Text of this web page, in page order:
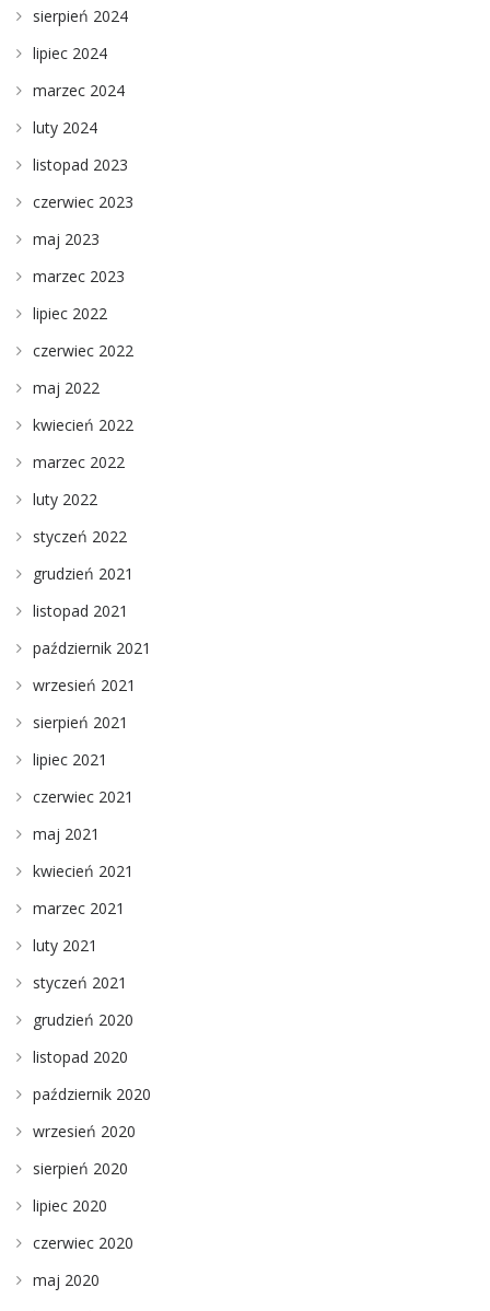
sierpień 2024
lipiec 2024
marzec 2024
luty 2024
listopad 2023
czerwiec 2023
maj 2023
marzec 2023
lipiec 2022
czerwiec 2022
maj 2022
kwiecień 2022
marzec 2022
luty 2022
styczeń 2022
grudzień 2021
listopad 2021
październik 2021
wrzesień 2021
sierpień 2021
lipiec 2021
czerwiec 2021
maj 2021
kwiecień 2021
marzec 2021
luty 2021
styczeń 2021
grudzień 2020
listopad 2020
październik 2020
wrzesień 2020
sierpień 2020
lipiec 2020
czerwiec 2020
maj 2020